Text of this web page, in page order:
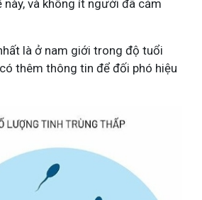
và không ít người đã cảm
là ở nam giới trong độ tuổi
thêm thông tin để đối phó hiệu